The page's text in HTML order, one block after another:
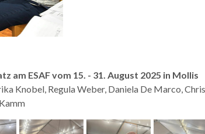
am ESAF vom 15. - 31. August 2025 in Mollis
Knobel, Regula Weber, Daniela De Marco,